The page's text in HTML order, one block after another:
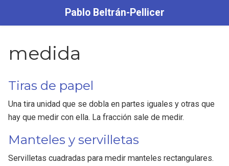
Pablo Beltrán-Pellicer
medida
Tiras de papel
Una tira unidad que se dobla en partes iguales y otras que
hay que medir con ella. La fracción sale de medir.
Manteles y servilletas
Servilletas cuadradas para medir manteles rectangulares.